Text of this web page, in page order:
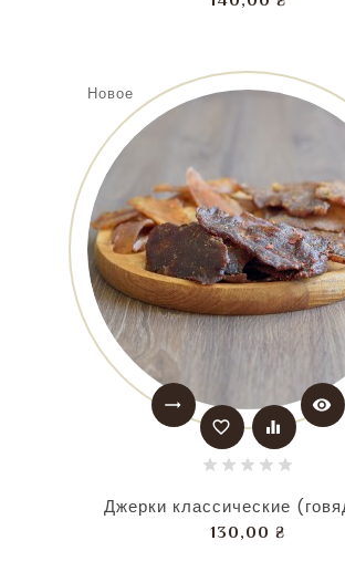
Новое
trending_flat
favorite_border
equalizer
visibility
Джерки классические
130,00 ₴